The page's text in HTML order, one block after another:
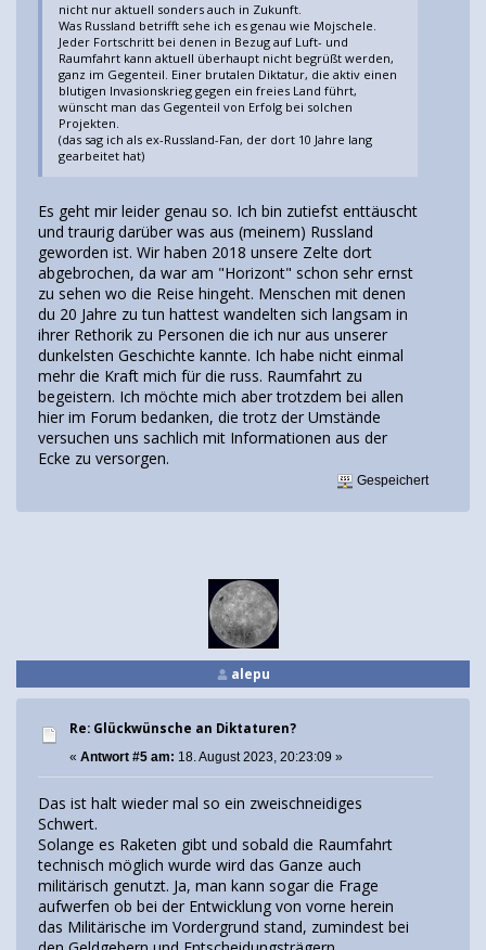
nicht nur aktuell sonders auch in Zukunft.
Was Russland betrifft sehe ich es genau wie Mojschele.
Jeder Fortschritt bei denen in Bezug auf Luft- und
Raumfahrt kann aktuell überhaupt nicht begrüßt werden,
ganz im Gegenteil. Einer brutalen Diktatur, die aktiv einen
blutigen Invasionskrieg gegen ein freies Land führt,
wünscht man das Gegenteil von Erfolg bei solchen
Projekten.
(das sag ich als ex-Russland-Fan, der dort 10 Jahre lang
gearbeitet hat)
Es geht mir leider genau so. Ich bin zutiefst enttäuscht
und traurig darüber was aus (meinem) Russland
geworden ist. Wir haben 2018 unsere Zelte dort
abgebrochen, da war am "Horizont" schon sehr ernst
zu sehen wo die Reise hingeht. Menschen mit denen
du 20 Jahre zu tun hattest wandelten sich langsam in
ihrer Rethorik zu Personen die ich nur aus unserer
dunkelsten Geschichte kannte. Ich habe nicht einmal
mehr die Kraft mich für die russ. Raumfahrt zu
begeistern. Ich möchte mich aber trotzdem bei allen
hier im Forum bedanken, die trotz der Umstände
versuchen uns sachlich mit Informationen aus der
Ecke zu versorgen.
Gespeichert
alepu
Re: Glückwünsche an Diktaturen?
« Antwort #5 am: 18. August 2023, 20:23:09 »
Das ist halt wieder mal so ein zweischneidiges
Schwert.
Solange es Raketen gibt und sobald die Raumfahrt
technisch möglich wurde wird das Ganze auch
militärisch genutzt. Ja, man kann sogar die Frage
aufwerfen ob bei der Entwicklung von vorne herein
das Militärische im Vordergrund stand, zumindest bei